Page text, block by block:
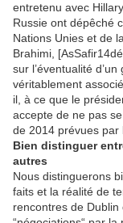
entretenu avec
Russie ont dépêché
Nations Unies et de
Brahimi,
sur l’éventualité
véritablement
il, à ce que le
accepte de ne pas
de 2014 prévues par
Bien distinguer
autres
Nous distinguerons
faits et la réalité de
rencontres de